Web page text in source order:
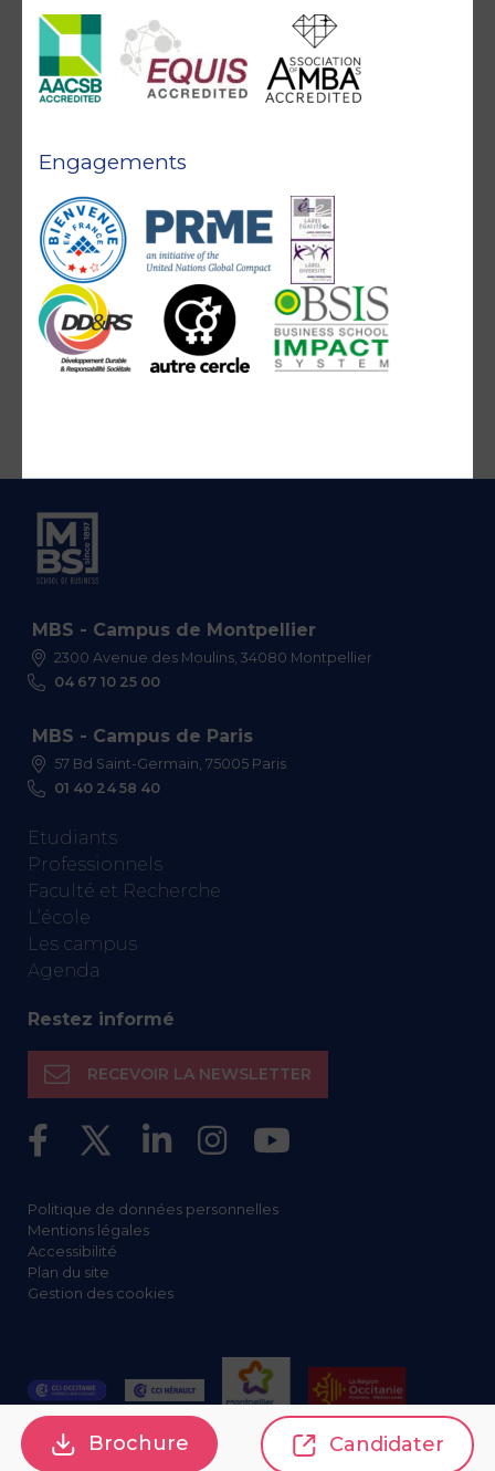
Engagements
MBS - Campus de Montpellier
2300 Avenue des Moulins, 34080 Montpellier
04 67 10 25 00
MBS - Campus de Paris
57 Bd Saint-Germain, 75005 Paris
01 40 24 58 40
Etudiants
Professionnels
Faculté et Recherche
L’école
Les campus
Agenda
Restez informé
RECEVOIR LA NEWSLETTER
Politique de données personnelles
Mentions légales
Accessibilité
Plan du site
Gestion des cookies
Brochure Candidater